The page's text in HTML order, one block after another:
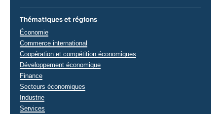
Thématiques et régions
Thématiques
analyses
Économie
Commerce international
Coopération et compétition économiques
Développement économique
Finance
Secteurs économiques
Industrie
Services